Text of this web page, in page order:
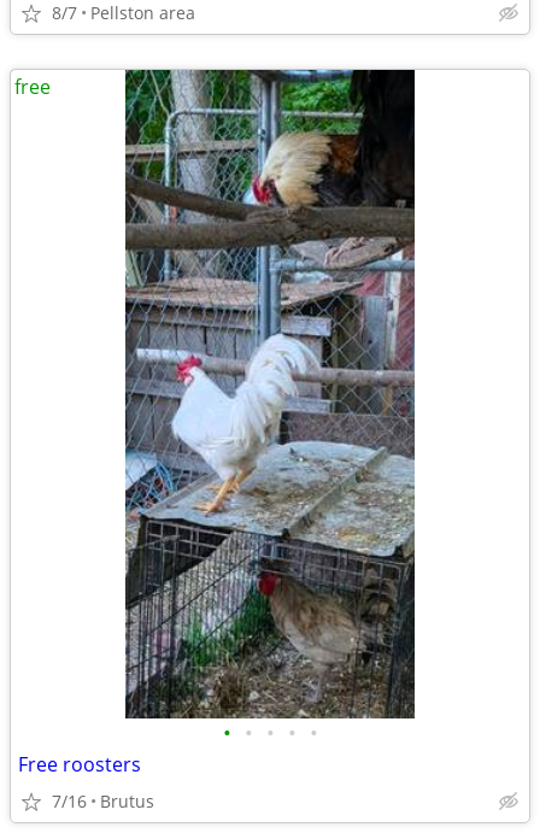
8/7 Pellston area
• • • • •
Free roosters
7/16 Brutus
free